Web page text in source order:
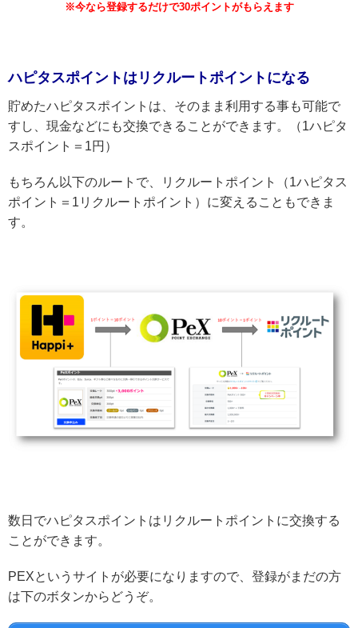
※今なら登録するだけで30ポイントがもらえます
ハピタスポイントはリクルートポイントになる
貯めたハピタスポイントは、そのまま利用する事も可能で
すし、現金などにも交換できることができます。（1ハピタ
スポイント＝1円）
もちろん以下のルートで、リクルートポイント（1ハピタス
ポイント＝1リクルートポイント）に変えることもできま
す。
数日でハピタスポイントはリクルートポイントに交換する
ことができます。
PEXというサイトが必要になりますので、登録がまだの方
は下のボタンからどうぞ。